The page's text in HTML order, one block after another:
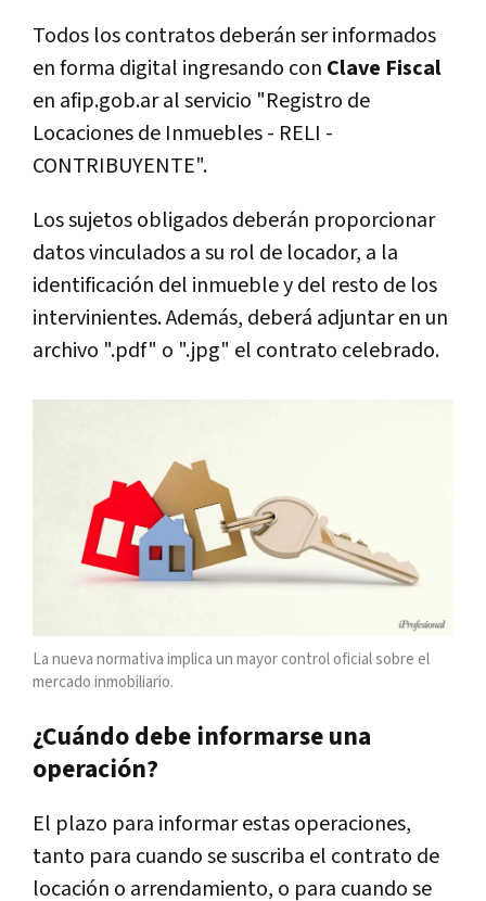
Todos los contratos deberán ser informados
en forma digital ingresando con Clave Fiscal
en afip.gob.ar al servicio "Registro de
Locaciones de Inmuebles - RELI -
CONTRIBUYENTE".
Los sujetos obligados deberán proporcionar
datos vinculados a su rol de locador, a la
identificación del inmueble y del resto de los
intervinientes. Además, deberá adjuntar en un
archivo ".pdf" o ".jpg" el contrato celebrado.
La nueva normativa implica un mayor control oficial sobre el
mercado inmobiliario.
¿Cuándo debe informarse una
operación?
El plazo para informar estas operaciones,
tanto para cuando se suscriba el contrato de
locación o arrendamiento, o para cuando se